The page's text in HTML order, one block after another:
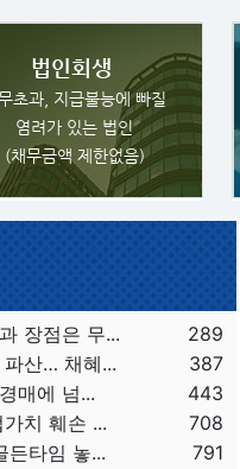
법인회생
초과, 지급불능에 빠질
염려가 있는 법인
(채무금액 제한없음)
장점은 무...
289
파산… 채혜...
387
매에 넘...
443
가치 훼손 ...
708
든타임 놓...
791